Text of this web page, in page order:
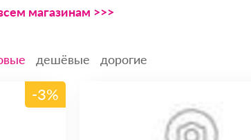
магазинам >>>
дешёвые дорогие
-3%